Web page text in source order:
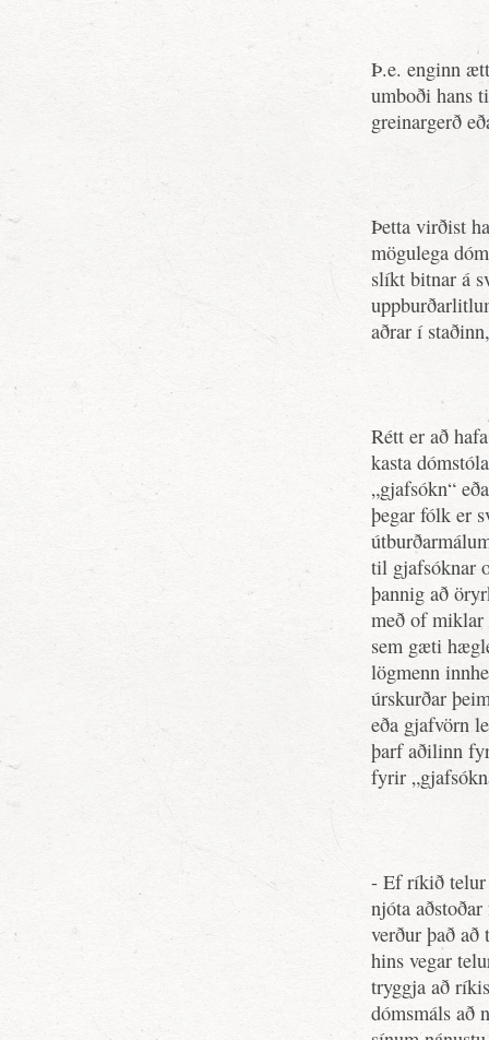
Þ.e. enginn
umboði hans
greinargerð
Þetta virðist
mögulega
slíkt bitnar á
aðrar í
Rétt er að
kasta
„gjafsókn“
þegar fólk er
til gjafsóknar
þannig að
með of
sem gæti
lögmenn
úrskurðar
eða gjafvörn
þarf aðilinn
fyrir
- Ef ríkið telur
njóta
verður það
hins vegar
tryggja að
dómsmáls að